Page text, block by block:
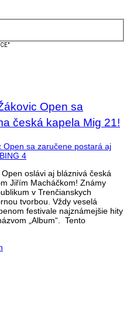
Open sa
česká kapela Mig 21!
oslávi aj bláznivá česká
Jiřím Macháčkom! Známy
v Trenčianskych
tvorbou. Vždy veselá
festivale najznámejšie hity
„Album“. Tento